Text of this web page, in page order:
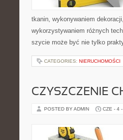
tkanin, wykonywaniem
wykorzystywaniem różnych
szycie może być nie tylko
CATEGORIES: NIERUCHOMOŚCI
CZYSZCZENIE
POSTED BY ADMIN CZE - 4